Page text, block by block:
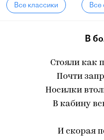
Все классики Все
В
Стояли как
Почти
Носилки
В кабину
И скорая